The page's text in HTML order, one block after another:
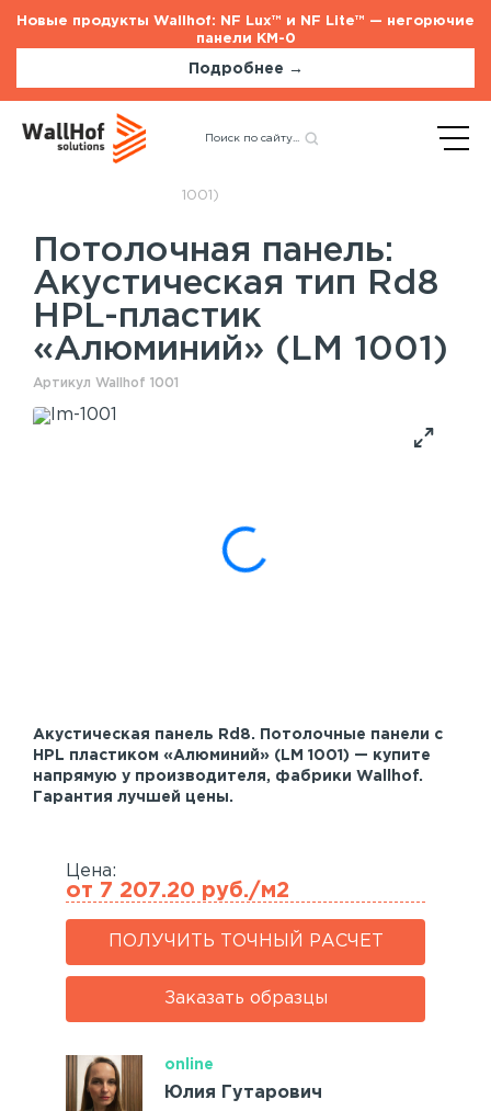
Новые продукты Wallhof: NF Lux™ и NF Lite™ — негорючие
панели КМ-0
Подробнее →
Стеновые панели
Шпонированные панели
Акустические панели
Панели с полимерным покрытием
Окрашенные панели
HPL панели
Услуги
Монтаж акустических панелей
Назад
Акустические панели
1001)
Потолочная панель:
Акустическая тип Rd8
HPL-пластик
«Алюминий» (LM 1001)
Артикул Wallhof 1001
Акустическая панель Rd8. Потолочные панели с
HPL пластиком «Алюминий» (LM 1001) — купите
напрямую у производителя, фабрики Wallhof.
Гарантия лучшей цены.
Цена:
от 7 207.20 руб./м2
ПОЛУЧИТЬ ТОЧНЫЙ РАСЧЕТ
Заказать образцы
online
Юлия Гутарович